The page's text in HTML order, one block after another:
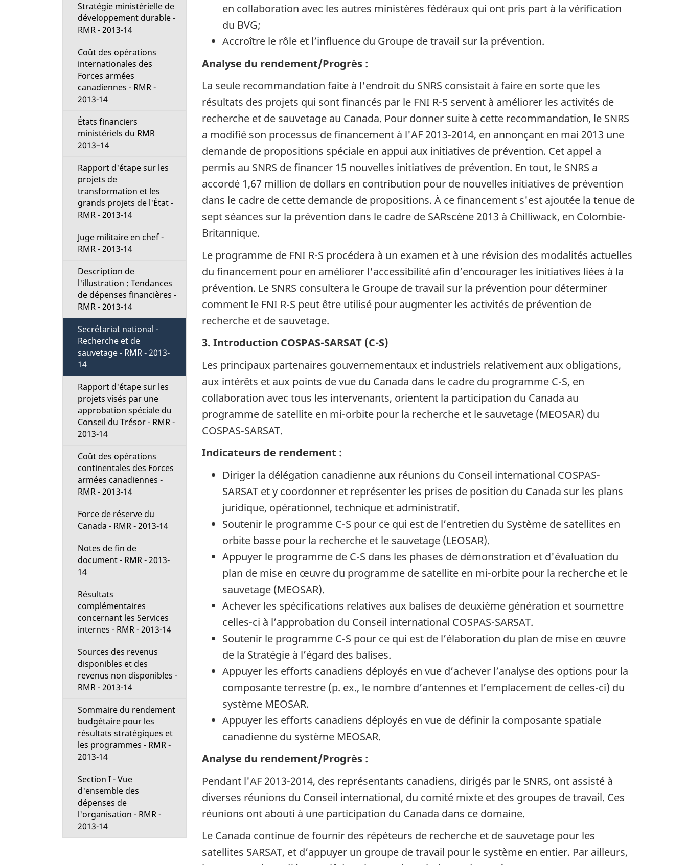
en collaboration avec les autres ministères fédéraux qui ont pris part à la vérification
du BVG;
Accroître le rôle et l’influence du Groupe de travail sur la prévention.
Analyse du rendement/Progrès :
La seule recommandation faite à l'endroit du SNRS consistait à faire en sorte que les
résultats des projets qui sont financés par le FNI R-S servent à améliorer les activités de
recherche et de sauvetage au Canada. Pour donner suite à cette recommandation, le SNRS
a modifié son processus de financement à l'AF 2013-2014, en annonçant en mai 2013 une
demande de propositions spéciale en appui aux initiatives de prévention. Cet appel a
permis au SNRS de financer 15 nouvelles initiatives de prévention. En tout, le SNRS a
accordé 1,67 million de dollars en contribution pour de nouvelles initiatives de prévention
dans le cadre de cette demande de propositions. À ce financement s'est ajoutée la tenue de
sept séances sur la prévention dans le cadre de SARscène 2013 à Chilliwack, en Colombie-
Britannique.
Le programme de FNI R-S procédera à un examen et à une révision des modalités actuelles
du financement pour en améliorer l'accessibilité afin d’encourager les initiatives liées à la
prévention. Le SNRS consultera le Groupe de travail sur la prévention pour déterminer
comment le FNI R-S peut être utilisé pour augmenter les activités de prévention de
recherche et de sauvetage.
3. Introduction COSPAS-SARSAT (C-S)
Les principaux partenaires gouvernementaux et industriels relativement aux obligations,
aux intérêts et aux points de vue du Canada dans le cadre du programme C-S, en
collaboration avec tous les intervenants, orientent la participation du Canada au
programme de satellite en mi-orbite pour la recherche et le sauvetage (MEOSAR) du
COSPAS-SARSAT.
Indicateurs de rendement :
Diriger la délégation canadienne aux réunions du Conseil international COSPAS-
SARSAT et y coordonner et représenter les prises de position du Canada sur les plans
juridique, opérationnel, technique et administratif.
Soutenir le programme C-S pour ce qui est de l’entretien du Système de satellites en
orbite basse pour la recherche et le sauvetage (LEOSAR).
Appuyer le programme de C-S dans les phases de démonstration et d'évaluation du
plan de mise en œuvre du programme de satellite en mi-orbite pour la recherche et le
sauvetage (MEOSAR).
Achever les spécifications relatives aux balises de deuxième génération et soumettre
celles-ci à l’approbation du Conseil international COSPAS-SARSAT.
Soutenir le programme C-S pour ce qui est de l’élaboration du plan de mise en œuvre
de la Stratégie à l’égard des balises.
Appuyer les efforts canadiens déployés en vue d’achever l’analyse des options pour la
composante terrestre (p. ex., le nombre d’antennes et l’emplacement de celles-ci) du
système MEOSAR.
Appuyer les efforts canadiens déployés en vue de définir la composante spatiale
canadienne du système MEOSAR.
Analyse du rendement/Progrès :
Pendant l'AF 2013-2014, des représentants canadiens, dirigés par le SNRS, ont assisté à
diverses réunions du Conseil international, du comité mixte et des groupes de travail. Ces
réunions ont abouti à une participation du Canada dans ce domaine.
Le Canada continue de fournir des répéteurs de recherche et de sauvetage pour les
satellites SARSAT, et d’appuyer un groupe de travail pour le système en entier. Par ailleurs,
Stratégie ministérielle de
développement durable -
RMR - 2013-14
Coût des opérations
internationales des
Forces armées
canadiennes - RMR -
2013-14
États financiers
ministériels du RMR
2013–14
Rapport d'étape sur les
projets de
transformation et les
grands projets de l'État -
RMR - 2013-14
Juge militaire en chef -
RMR - 2013-14
Description de
l'illustration : Tendances
de dépenses financières -
RMR - 2013-14
Secrétariat national -
Recherche et de
sauvetage - RMR - 2013-
14
Rapport d'étape sur les
projets visés par une
approbation spéciale du
Conseil du Trésor - RMR -
2013-14
Coût des opérations
continentales des Forces
armées canadiennes -
RMR - 2013-14
Force de réserve du
Canada - RMR - 2013-14
Notes de fin de
document - RMR - 2013-
14
Résultats
complémentaires
concernant les Services
internes - RMR - 2013-14
Sources des revenus
disponibles et des
revenus non disponibles -
RMR - 2013-14
Sommaire du rendement
budgétaire pour les
résultats stratégiques et
les programmes - RMR -
2013-14
Section I - Vue
d'ensemble des
dépenses de
l'organisation - RMR -
2013-14